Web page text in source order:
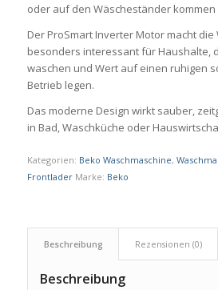
oder auf den Wäscheständer kommen
Der ProSmart Inverter Motor macht die
besonders interessant für Haushalte,
waschen und Wert auf einen ruhigen
Betrieb legen.
Das moderne Design wirkt sauber,
in Bad, Waschküche oder
Kategorien: Beko Waschmaschine,
Frontlader Marke: Beko
Beschreibung Rezensionen (0)
Beschreibung